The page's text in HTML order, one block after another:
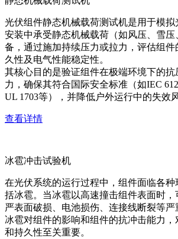
光伏组件静态机械载荷测试机是用于模
安装中承受静态机械载荷（如风压、雪
备，通过施加持续压力或拉力，评估组
久性及电气性能稳定性。
其核心目的是验证组件在极端环境下的
力，确保其符合国际安全标准（如IEC
UL 1703等），并降低户外运行中的失效风
查看详情
冰雹冲击试验机
在光伏系统的运行过程中，组件面临各
括冰雹。当冰雹以高速撞击组件表面时
严表面破损、电池损伤、连接线断裂等
冰雹对组件的影响和组件的抗冲击能力
和持久性至关重要。